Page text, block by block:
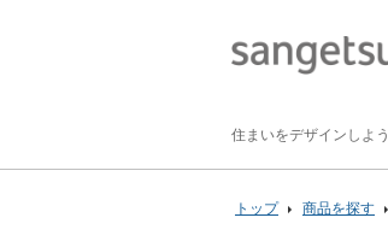
住まいをデザインしよう
トップ 商品を探す